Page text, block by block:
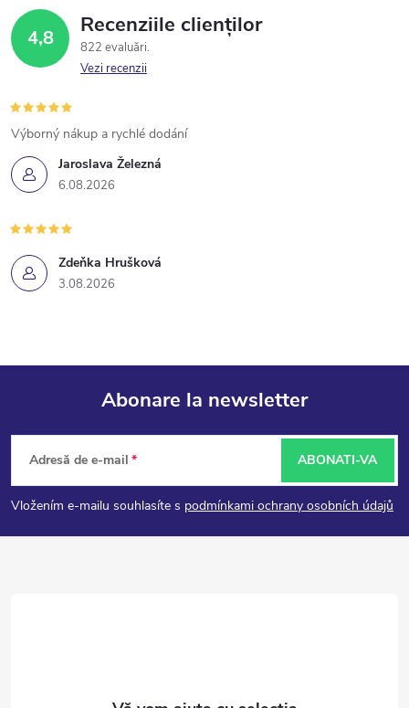
4,8 Recenziile clienților
822 evaluări
Vezi recenzii
Jaroslava Železná
6.08.2026
Výborný nákup a rychlé dodání
Zdeňka Hrušková
3.08.2026
S
u
b
Abonare la newsletter
Adresă de e-mail
Vložením e-mailu souhlasíte s podmínkami ochrany osobních údajů
ABONATI-VA